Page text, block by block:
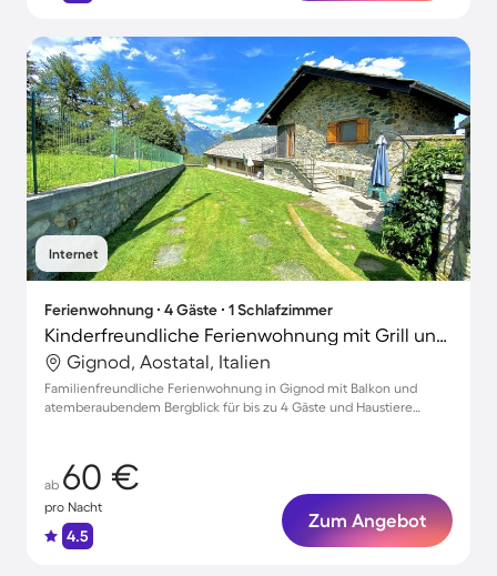
Internet
Ferienwohnung ∙ 4 Gäste ∙ 1 Schlafzimmer
Kinderfreundliche Ferienwohnung mit Grill und Garten | Stadtblick | Haustiere erlaubt
Gignod, Aostatal, Italien
Familienfreundliche Ferienwohnung in Gignod mit Balkon und
atemberaubendem Bergblick für bis zu 4 Gäste und Haustiere
ab 60 €
pro Nacht
4.5
Zum Angebot